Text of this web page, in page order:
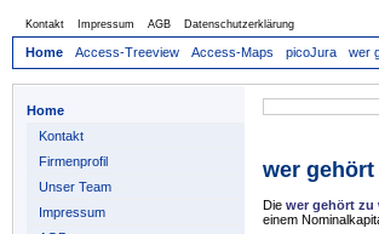
Kontakt Impressum AGB Datenschutzerklärung
Home Access-Treeview Access-Maps picoJura wer
Home
Kontakt
Firmenprofil
Unser Team
Impressum
wer gehört
Die wer gehört zu
einem